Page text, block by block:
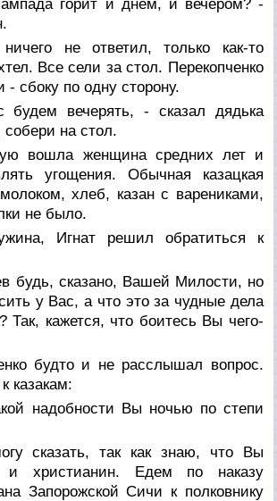
горит и днем, и вечером? -
не ответил, только как-то
Все сели за стол. Перекопченко
- сбоку по одну сторону.
вечерять, - сказал дядька
на стол.
вошла женщина средних лет и
угощения. Обычная казацкая
хлеб, казан с варениками,
не было.
Игнат решил обратиться к
будь, сказано, Вашей Милости, но
у Вас, а что это за чудные дела
Так, кажется, что боитесь Вы чего-
будто и не расслышал вопрос.
казакам:
надобности Вы ночью по степи
сказать, так как знаю, что Вы
и христианин. Едем по наказу
Запорожской Сичи к полковнику